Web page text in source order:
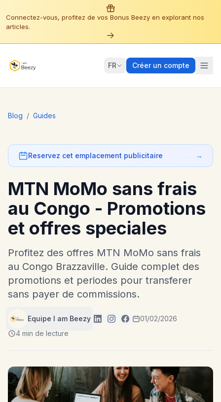
Connectez-vous, profitez de vos Bonus Beezy en explorant nos
articles.
FR Créer un compte
Blog / Guides
Reservez cet emplacement publicitaire →
MTN MoMo sans frais
au Congo - Promotions
et offres speciales
Profitez des offres MTN MoMo sans frais
au Congo Brazzaville. Guide complet des
promotions et periodes pour transferer
sans payer de commissions.
Equipe I am Beezy
01/02/2026
4 min de lecture